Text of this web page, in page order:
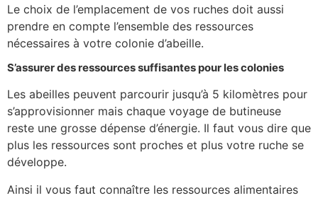
Le choix de l’emplacement de vos ruches doit aussi
prendre en compte l’ensemble des ressources
nécessaires à votre colonie d’abeille.
S’assurer des ressources suffisantes pour les colonies
Les abeilles peuvent parcourir jusqu’à 5 kilomètres pour
s’approvisionner mais chaque voyage de butineuse
reste une grosse dépense d’énergie. Il faut vous dire que
plus les ressources sont proches et plus votre ruche se
développe.
Ainsi il vous faut connaître les ressources alimentaires